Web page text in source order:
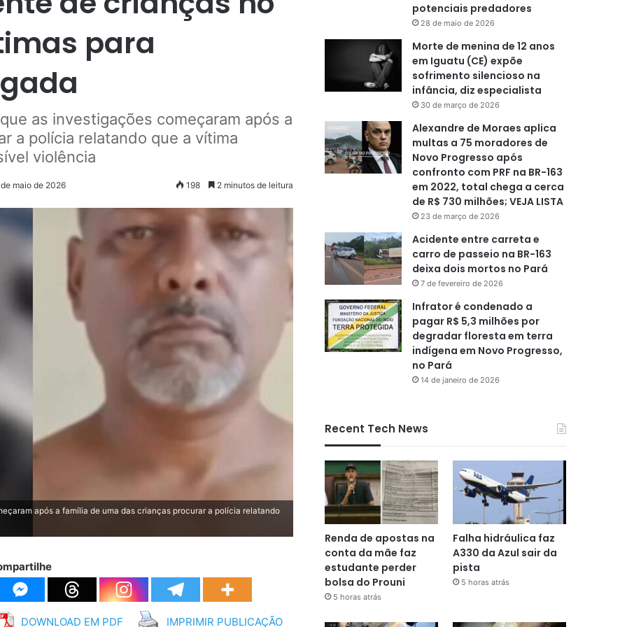
para
as investigações começaram após a
a polícia relatando que a vítima
violência
maio de 2026 198 2 minutos de leitura
após a família de uma das crianças procurar a polícia relatando
DOWNLOAD EM PDF IMPRIMIR PUBLICAÇÃO
potenciais predadores
28 de maio de 2026
Morte de menina de 12 anos
em Iguatu (CE) expõe
sofrimento silencioso na
infância, diz especialista
30 de março de 2026
Alexandre de Moraes aplica
multas a 75 moradores de
Novo Progresso após
confronto com PRF na BR-163
em 2022, total chega a cerca
de R$ 730 milhões; VEJA LISTA
23 de março de 2026
Acidente entre carreta e
carro de passeio na BR-163
deixa dois mortos no Pará
7 de fevereiro de 2026
Infrator é condenado a
pagar R$ 5,3 milhões por
degradar floresta em terra
indígena em Novo Progresso,
no Pará
14 de janeiro de 2026
Recent Tech News
Renda de apostas na
conta da mãe faz
estudante perder
bolsa do Prouni
5 horas atrás
Falha hidráulica faz
A330 da Azul sair da
pista
5 horas atrás